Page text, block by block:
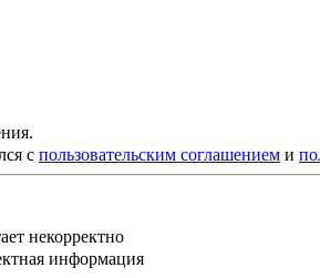
с пользовательским соглашением и
некорректно
информация